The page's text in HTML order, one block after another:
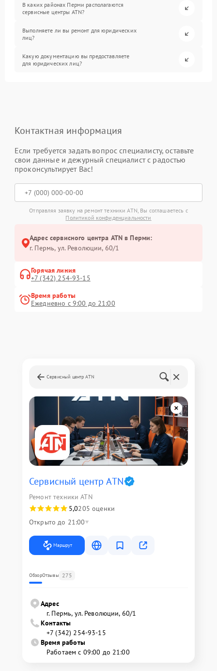
В каких районах Перми располагаются
сервисные центры ATN?
Выполняете ли вы ремонт для юридических
лиц?
Какую документацию вы предоставляете
для юридических лиц?
Контактная информация
Если требуется задать вопрос специалисту, оставьте
свои данные и дежурный специалист с радостью
проконсультирует Вас!
Отправляя заявку на ремонт техники ATN, Вы соглашаетесь с
Политикой конфиденциальности
Адрес сервисного центра ATN в Перми:
г. Пермь, ул. ​Революции, 60/1
Горячая линия
+7 (342) 254-93-15
Время работы
Ежедневно с 9:00 до 21:00
Сервисный центр ATN
Сервисный центр ATN
Ремонт техники ATN
5,0205 оценки
Открыто до 21:00
Маршрут
ОбзорОтзывы 275
Адрес
г. Пермь, ул. ​Революции, 60/1
Контакты
+7 (342) 254-93-15
Время работы
Работаем с 09:00 до 21:00